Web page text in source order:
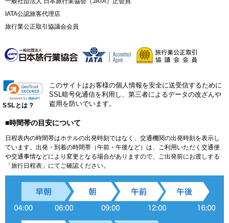
IATA公認旅客代理店
旅行業公正取引協議会会員
SSLとは？
このサイトはお客様の個人情報を安全に送受信するために
SSL暗号化通信を利用し、第三者によるデータの改ざんや
盗用を防いでいます。
■時間帯の目安について
日程表内の時間帯はホテルの出発時刻ではなく、交通機関の出発時刻を表示し
ています。出発・到着の時間帯（午前・午後など）は、ご利用いただく交通便
や交通事情などにより変更となる場合がありますので、ご出発前にお渡しする
「旅行日程表」にてご確認ください。